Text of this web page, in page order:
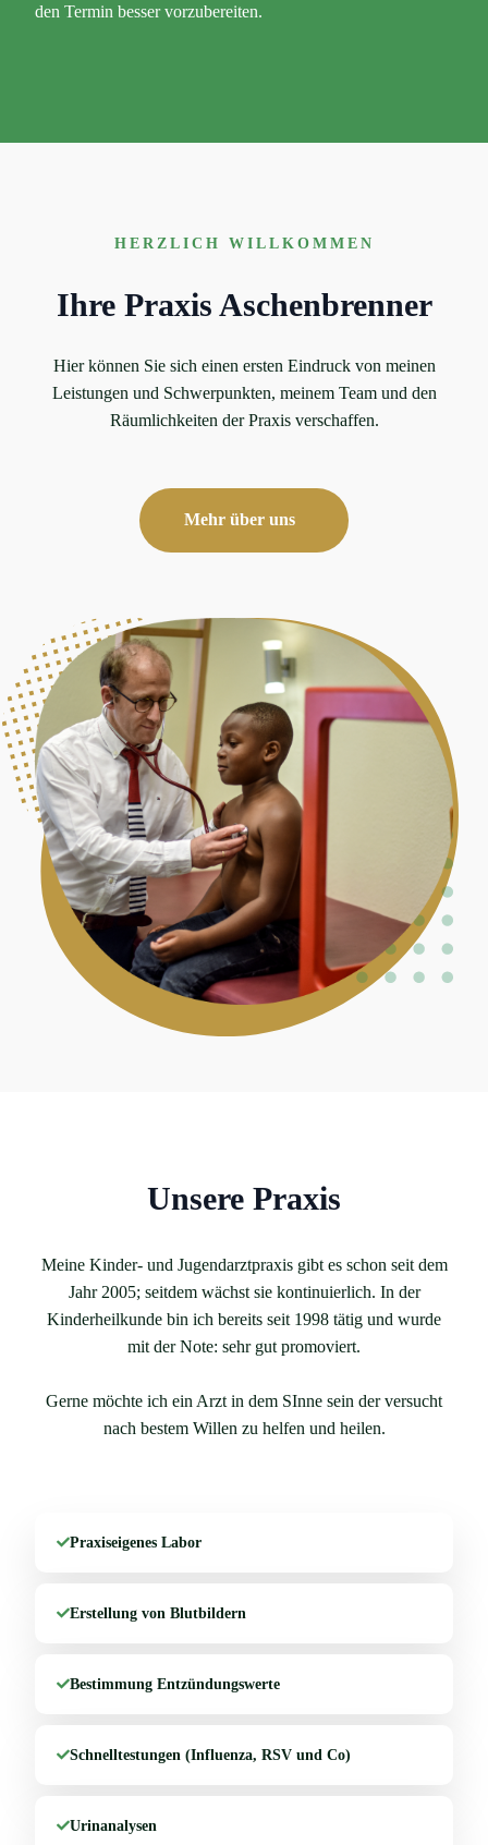
den Termin besser vorzubereiten.
HERZLICH WILLKOMMEN
Ihre Praxis Aschenbrenner
Hier können Sie sich einen ersten Eindruck von meinen
Leistungen und Schwerpunkten, meinem Team und den
Räumlichkeiten der Praxis verschaffen.
Mehr über uns
Unsere Praxis
Meine Kinder- und Jugendarztpraxis gibt es schon seit dem
Jahr 2005; seitdem wächst sie kontinuierlich. In der
Kinderheilkunde bin ich bereits seit 1998 tätig und wurde
mit der Note: sehr gut promoviert.
Gerne möchte ich ein Arzt in dem SInne sein der versucht
nach bestem Willen zu helfen und heilen.
Praxiseigenes Labor
Erstellung von Blutbildern
Bestimmung Entzündungswerte
Schnelltestungen (Influenza, RSV und Co)
Urinanalysen